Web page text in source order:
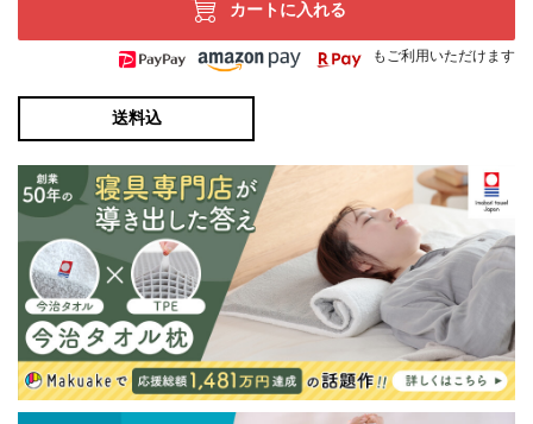
カートに入れる
もご利用いただけます
送料込